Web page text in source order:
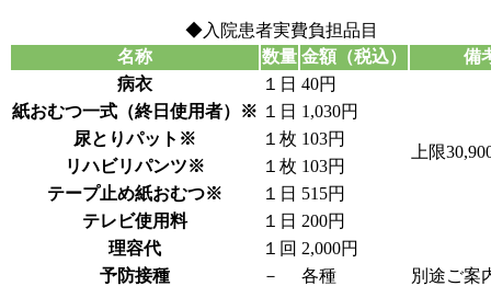
◆入院患者実費負担品目
名称
数量 金額（税込）
備
病衣
１日 40円
紙おむつ一式（終日使用者）※ １日 1,030円
上限
尿とりパット※ １枚 103円
リハビリパンツ※
１枚 103円
テープ止め紙おむつ※
１日 515円
テレビ使用料
１日 200円
理容代
１回 2,000円
予防接種
－ 各種
別途ご案